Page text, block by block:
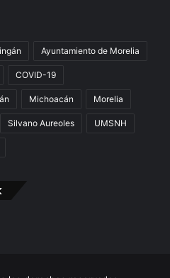
Ayuntamiento de Morelia
COVID-19
Michoacán Morelia
Silvano Aureoles UMSNH